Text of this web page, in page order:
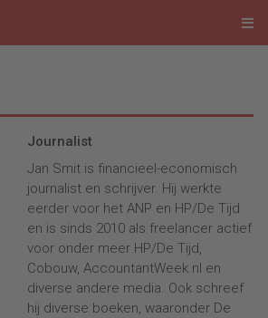
Journalist
Jan Smit is financieel-economisch
journalist en schrijver. Hij werkte
eerder voor het ANP en HP/De Tijd
en is sinds 2010 als freelancer actief
voor onder meer HP/De Tijd,
Cobouw, AccountantWeek.nl en
diverse andere media. Ook schreef
hij diverse boeken, waaronder De